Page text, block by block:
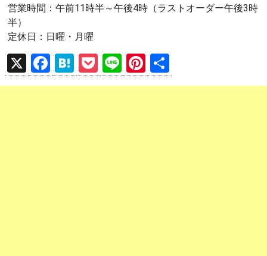
営業時間：午前11時半～午後4時（ラストオーダー午後3時
半）
定休日：日曜・月曜
X
F
a
H
at
P
o
Li
n
Pi
nt 有